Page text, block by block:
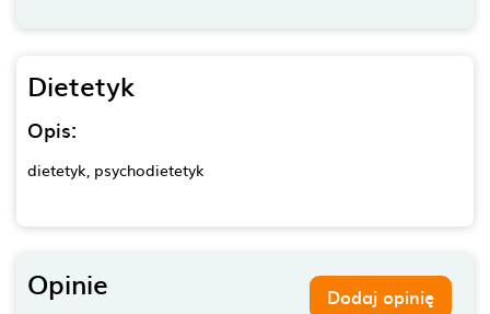
Dietetyk
Opis:
dietetyk, psychodietetyk
Opinie Dodaj opinię